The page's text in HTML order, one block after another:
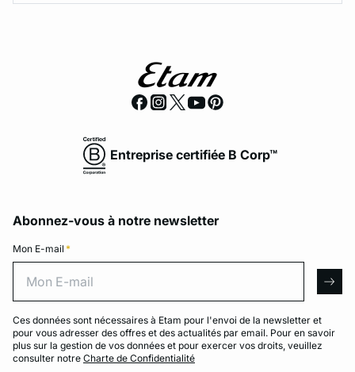
Entreprise certifiée B Corp™
Abonnez-vous à notre newsletter
Mon E-mail *
Ces données sont nécessaires à Etam pour l'envoi de la newsletter et
pour vous adresser des offres et des actualités par email. Pour en savoir
plus sur la gestion de vos données et pour exercer vos droits, veuillez
consulter notre Charte de Confidentialité